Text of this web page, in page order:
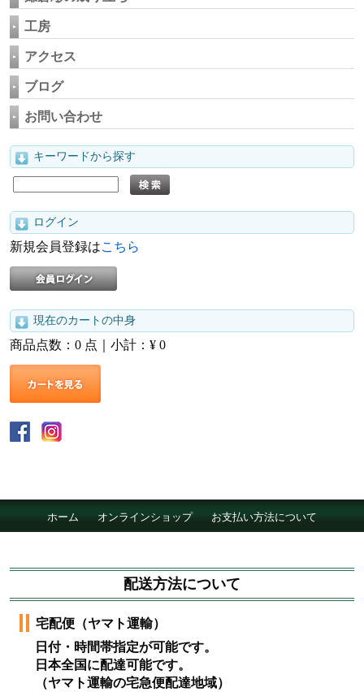
工房
アクセス
ブログ
お問い合わせ
キーワードから探す
ログイン
新規会員登録はこちら
現在のカートの中身
商品点数： 0 点｜小計：¥ 0
ホーム オンラインショップ お支払い方法について
配送方法について
宅配便（ヤマト運輸）
日付・時間帯指定が可能です。
日本全国に配達可能です。
（ヤマト運輸の宅急便配達地域）